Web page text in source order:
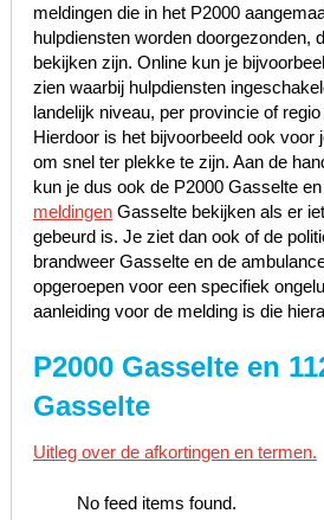
meldingen die in het P2000
hulpdiensten worden doorgezonden,
bekijken zijn. Online kun je
zien waarbij hulpdiensten
landelijk niveau, per provincie of
Hierdoor is het bijvoorbeeld ook voor
om snel ter plekke te zijn. Aan de
kun je dus ook de P2000 Gasselte
meldingenGasselte bekijken als er
gebeurd is. Je ziet dan ook of de
brandweer Gasselte en de
opgeroepen voor een specifiek
aanleiding voor de melding is die
P2000 Gasselte en
Gasselte
Uitleg over de afkortingen en termen.
No feed items found.